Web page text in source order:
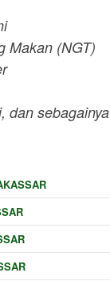
Makan (NGT)
dan sebagainya